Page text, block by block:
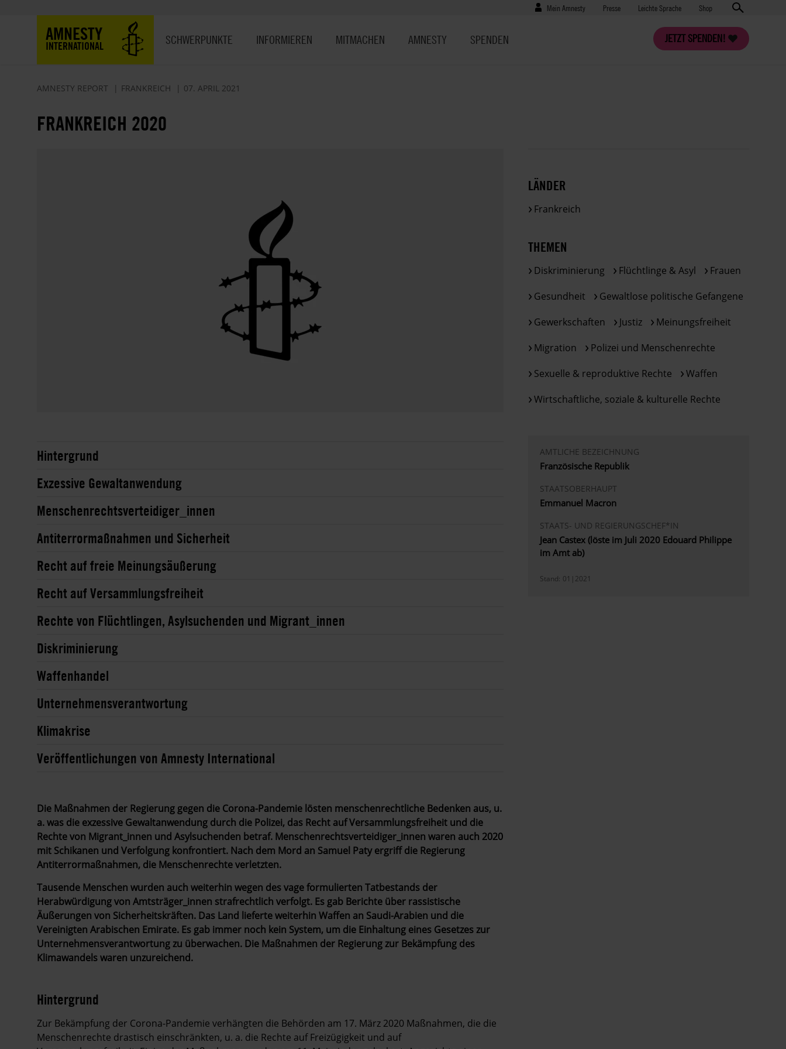
Benutzermenü
Mein Amnesty Presse
Presse Leichte Sprache Shop
AMNESTY
INTERNATIONAL
JETZT SPENDEN!
SCHWERPUNKTE INFORMIEREN MITMACHEN AMNESTY SPENDEN
AMNESTY REPORT FRANKREICH 07. APRIL 2021
FRANKREICH 2020
Hintergrund
Exzessive Gewaltanwendung
Menschenrechtsverteidiger_innen
Antiterrormaßnahmen und Sicherheit
Recht auf freie Meinungsäußerung
Recht auf Versammlungsfreiheit
Rechte von Flüchtlingen, Asylsuchenden und Migrant_innen
Diskriminierung
Waffenhandel
Unternehmensverantwortung
Klimakrise
Veröffentlichungen von Amnesty International
Die Maßnahmen der Regierung gegen die Corona-Pandemie lösten menschenrechtliche Bedenken aus, u.
a. was die exzessive Gewaltanwendung durch die Polizei, das Recht auf Versammlungsfreiheit und die
Rechte von Migrant_innen und Asylsuchenden betraf. Menschenrechtsverteidiger_innen waren auch 2020
mit Schikanen und Verfolgung konfrontiert. Nach dem Mord an Samuel Paty ergriff die Regierung
Antiterrormaßnahmen, die Menschenrechte verletzten.
Tausende Menschen wurden auch weiterhin wegen des vage formulierten Tatbestands der
Herabwürdigung von Amtsträger_innen strafrechtlich verfolgt. Es gab Berichte über rassistische
Äußerungen von Sicherheitskräften. Das Land lieferte weiterhin Waffen an Saudi-Arabien und die
Vereinigten Arabischen Emirate. Es gab immer noch kein System, um die Einhaltung eines Gesetzes zur
Unternehmensverantwortung zu überwachen. Die Maßnahmen der Regierung zur Bekämpfung des
Klimawandels waren unzureichend.
Hintergrund
Zur Bekämpfung der Corona-Pandemie verhängten die Behörden am 17. März 2020 Maßnahmen, die die
Menschenrechte drastisch einschränkten, u. a. die Rechte auf Freizügigkeit und auf
LÄNDER
Frankreich
THEMEN
Diskriminierung Flüchtlinge & Asyl
Frauen
Gesundheit
Gewaltlose politische Gefangene
Gewerkschaften
Justiz
Meinungsfreiheit
Migration
Polizei und Menschenrechte
Sexuelle & reproduktive Rechte
Waffen
Wirtschaftliche, soziale & kulturelle Rechte
AMTLICHE BEZEICHNUNG
Französische Republik
STAATSOBERHAUPT
Emmanuel Macron
STAATS- UND REGIERUNGSCHEF*IN
Jean Castex (löste im Juli 2020 Edouard Philippe
im Amt ab)
Stand: 01|2021